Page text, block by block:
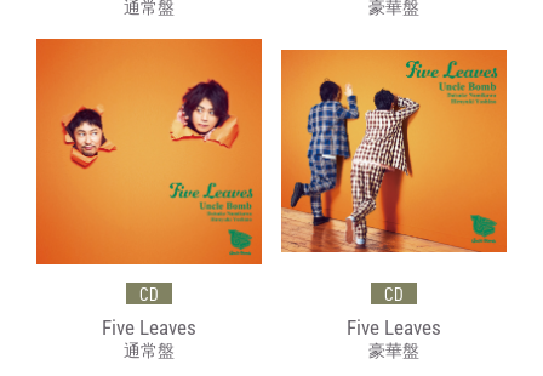
通常盤
豪華盤
CD
Five Leaves
通常盤
CD
Five Leaves
豪華盤